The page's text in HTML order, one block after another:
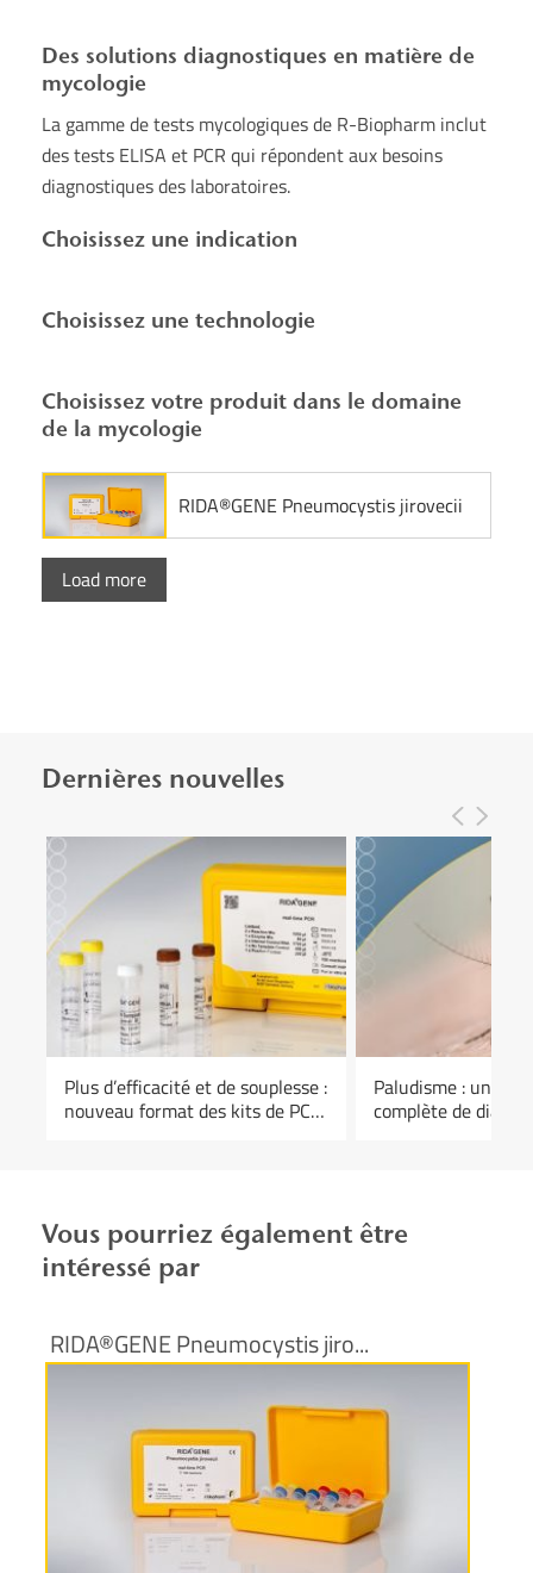
Des solutions diagnostiques en matière de
mycologie
La gamme de tests mycologiques de R-Biopharm inclut
des tests ELISA et PCR qui répondent aux besoins
diagnostiques des laboratoires.
Choisissez une indication
Choisissez une technologie
Choisissez votre produit dans le domaine
de la mycologie
RIDA®GENE Pneumocystis jirovecii
Load more
Dernières nouvelles
Plus d’efficacité et de souplesse :
nouveau format des kits de PCR
Paludisme : une
complète de
Vous pourriez également être
intéressé par
RIDA®GENE Pneumocystis jiro...
Plus d’informations